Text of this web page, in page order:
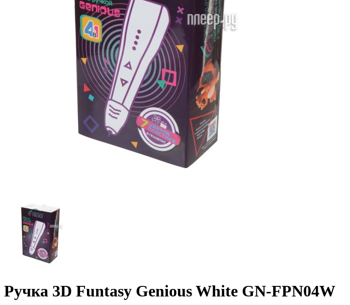
Ручка 3D Funtasy Genious White GN-FPN04W